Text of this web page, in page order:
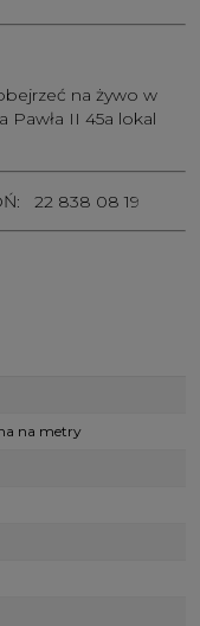
na żywo w
Pawła II 45a lokal
22 838 08 19
na metry